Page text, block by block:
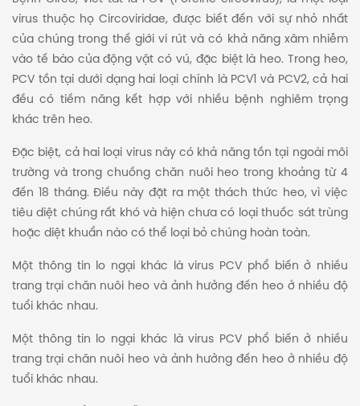
virus thuộc họ Circoviridae, được biết đến với sự nhỏ nhất
của chúng trong thế giới vi rút và có khả năng xâm nhiễm
vào tế bào của động vật có vú, đặc biệt là heo. Trong heo,
PCV tồn tại dưới dạng hai loại chính là PCV1 và PCV2, cả hai
đều có tiềm năng kết hợp với nhiều bệnh nghiêm trọng
khác trên heo.
Đặc biệt, cả hai loại virus này có khả năng tồn tại ngoài môi
trường và trong chuồng chăn nuôi heo trong khoảng từ 4
đến 18 tháng. Điều này đặt ra một thách thức heo, vì việc
tiêu diệt chúng rất khó và hiện chưa có loại thuốc sát trùng
hoặc diệt khuẩn nào có thể loại bỏ chúng hoàn toàn.
Một thông tin lo ngại khác là virus PCV phổ biến ở nhiều
trang trại chăn nuôi heo và ảnh hưởng đến heo ở nhiều độ
tuổi khác nhau.
Một thông tin lo ngại khác là virus PCV phổ biến ở nhiều
trang trại chăn nuôi heo và ảnh hưởng đến heo ở nhiều độ
tuổi khác nhau.